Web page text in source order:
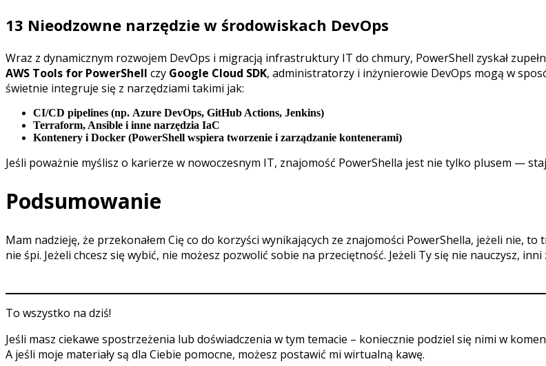
13 Nieodzowne narzędzie w środowiskach DevOps
Wraz z dynamicznym rozwojem DevOps i migracją infrastruktury IT do chmury, PowerShell zyskał
AWS Tools for PowerShell czy Google Cloud SDK, administratorzy i inżynierowie DevOps mogą w
świetnie integruje się z narzędziami takimi jak:
CI/CD pipelines (np. Azure DevOps, GitHub Actions, Jenkins)
Terraform, Ansible i inne narzędzia IaC
Kontenery i Docker (PowerShell wspiera tworzenie i zarządzanie kontenerami)
Jeśli poważnie myślisz o karierze w nowoczesnym IT, znajomość PowerShella jest nie tylko plusem —
Podsumowanie
Mam nadzieję, że przekonałem Cię co do korzyści wynikających ze znajomości PowerShella, jeżeli nie,
nie śpi. Jeżeli chcesz się wybić, nie możesz pozwolić sobie na przeciętność. Jeżeli Ty się nie nauczysz,
To wszystko na dziś!
Jeśli masz ciekawe spostrzeżenia lub doświadczenia w tym temacie – koniecznie podziel się nimi w
A jeśli moje materiały są dla Ciebie pomocne, możesz postawić mi wirtualną kawę.